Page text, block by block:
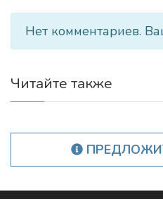
Нет комментариев.
Читайте также